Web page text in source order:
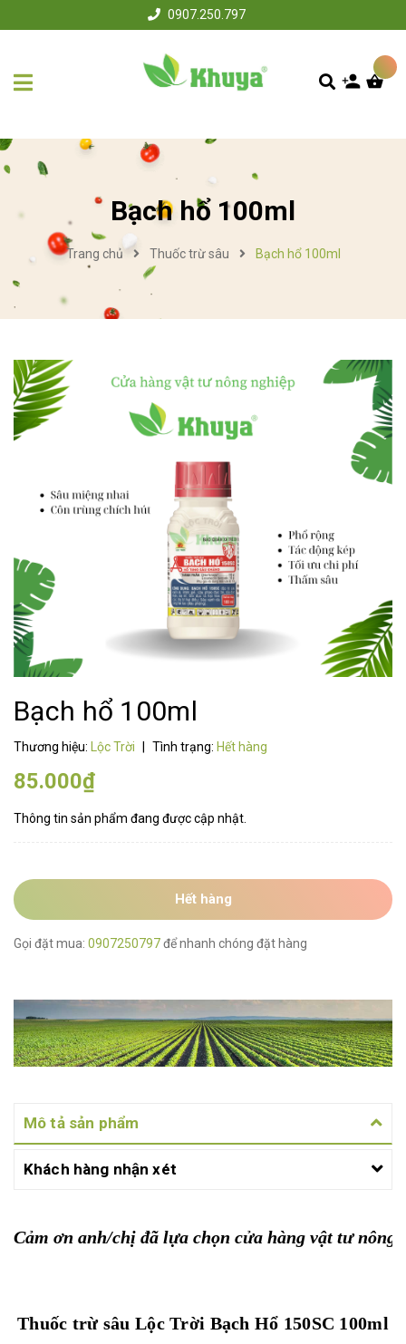
0907.250.797
Bạch hổ 100ml
Trang chủ Thuốc trừ sâu Bạch hổ 100ml
Bạch hổ 100ml
Thương hiệu: Lộc Trời Tình trạng: Hết hàng
85.000₫
Thông tin sản phẩm đang được cập nhật.
Hết hàng
Gọi đặt mua: 0907250797để nhanh chóng đặt hàng
Mô tả sản phẩm
Khách hàng nhận xét
Cảm ơn anh/chị đã lựa chọn cửa hàng vật tư nông
Thuốc trừ sâu Lộc Trời Bạch Hổ 150SC 100ml